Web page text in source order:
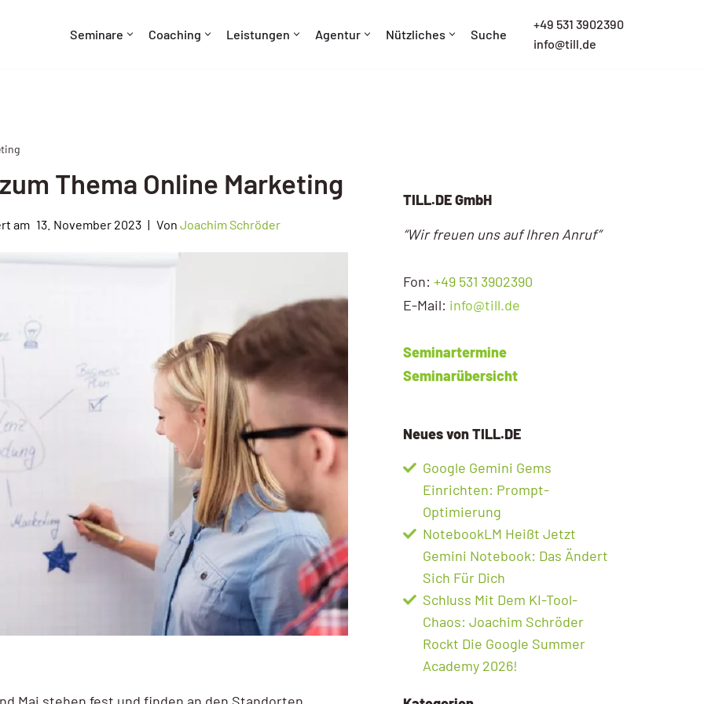
Seminare Coaching Leistungen Agentur Nützliches Suche
+49 531 3902390
info@till.de
Thema Online Marketing
13. November 2023 Von Joachim Schröder
TILL.DE GmbH
“Wir freuen uns auf Ihren Anruf”
Fon: +49 531 3902390
E-Mail: info@till.de
Seminartermine
Seminarübersicht
Neues von TILL.DE
Google Gemini Gems
Einrichten: Prompt-
Optimierung
NotebookLM Heißt Jetzt
Gemini Notebook: Das Ändert
Sich Für Dich
Schluss Mit Dem KI-Tool-
Chaos: Joachim Schröder
Rockt Die Google Summer
Academy 2026!